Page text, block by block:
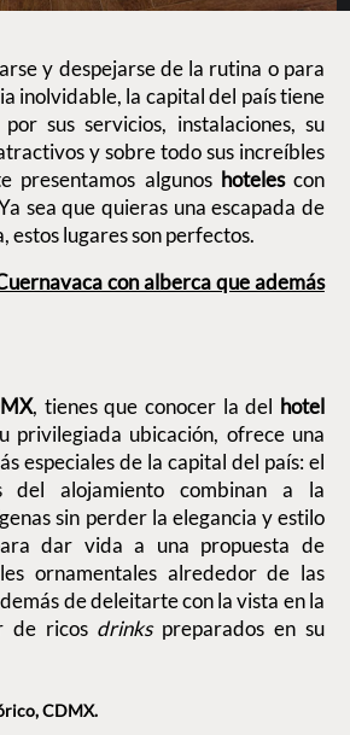
y despejarse de la rutina o para
inolvidable, la capital del país tiene
sus servicios, instalaciones, su
y sobre todo sus increíbles
presentamos algunos hotelescon
sea que quieras una escapada de
estos lugares son perfectos.
con alberca que además
, tienes que conocer la del hotel
privilegiada ubicación, ofrece una
especiales de la capital del país: el
del alojamiento combinan a la
sin perder la elegancia y estilo
dar vida a una propuesta de
ornamentales alrededor de las
de deleitarte con la vista en la
de ricos drinkspreparados en su
CDMX.